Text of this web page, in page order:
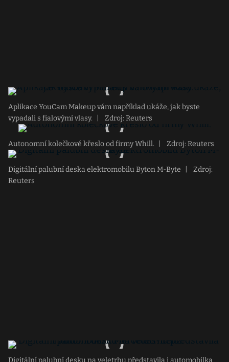
Aplikace YouCam Makeup vám například ukáže, jak byste
vypadali s fialovými vlasy.
Zdroj: Reuters
Autonomní kolečkové křeslo od firmy Whill. Zdroj: Reuters
Digitální palubní deska elektromobilu Byton M-Byte
Zdroj:
Reuters
Digitální palubní desku na veletrhu představila i automobilka